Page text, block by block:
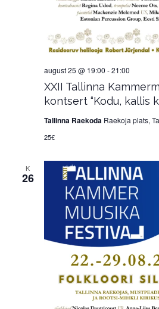
XXII Tallinna
kontsert “Kodu, kallis
august 25 @ 19:00 -21:00
Tallinna Raekoda Raekoja plats,
25€
K
26